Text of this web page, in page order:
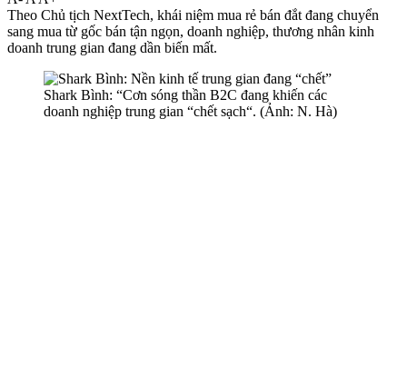
Theo Chủ tịch NextTech, khái niệm mua rẻ bán đắt đang chuyển
sang mua từ gốc bán tận ngọn, doanh nghiệp, thương nhân kinh
doanh trung gian đang dần biến mất.
Shark Bình: “Cơn sóng thần B2C đang khiến các
doanh nghiệp trung gian “chết sạch“. (Ảnh: N. Hà)